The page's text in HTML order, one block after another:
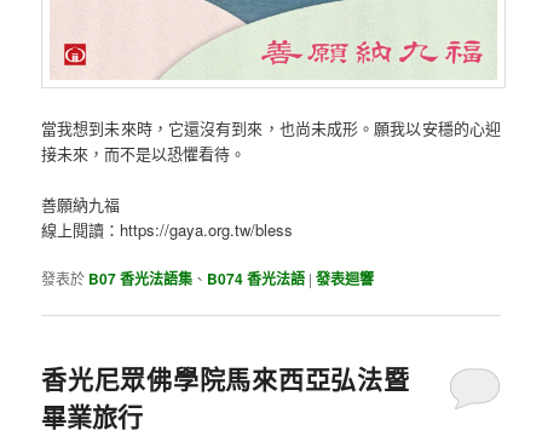
當我想到未來時，它還沒有到來，也尚未成形。願我以安穩的心迎
接未來，而不是以恐懼看待。
善願納九福
線上閱讀：https://gaya.org.tw/bless
發表於 B07 香光法語集 、 B074 香光法語 |發表迴響
香光尼眾佛學院馬來西亞弘法暨
畢業旅行